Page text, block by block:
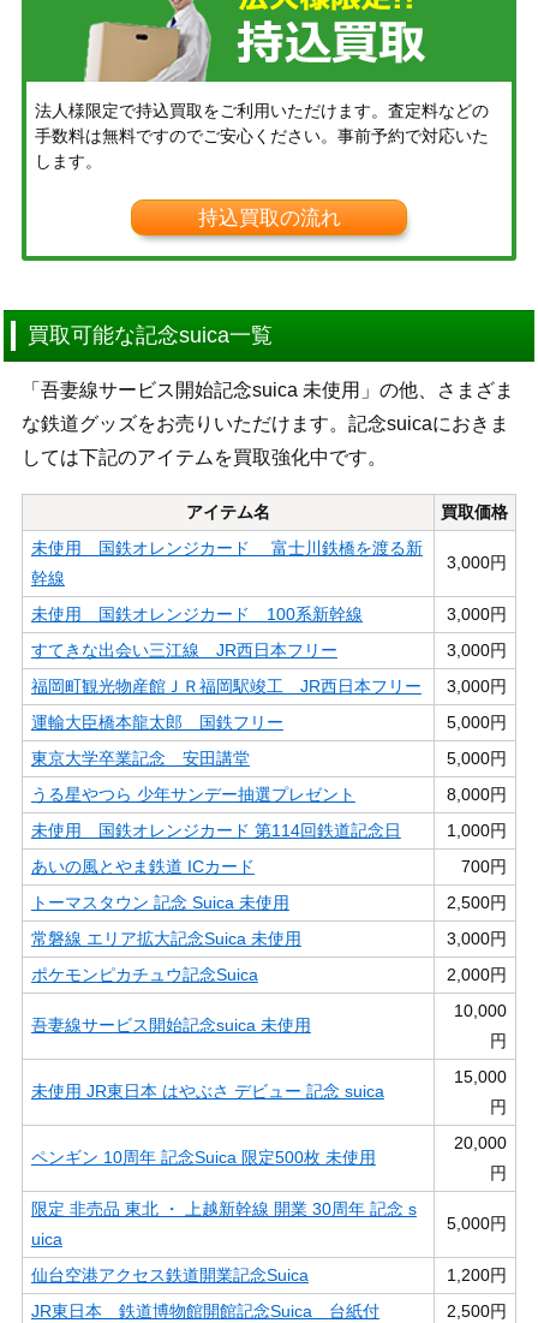
法人様限定で持込買取をご利用いただけます。査定料などの
手数料は無料ですのでご安心ください。事前予約で対応いた
します。
持込買取の流れ
買取可能な記念suica一覧
「吾妻線サービス開始記念suica 未使用」の他、さまざま
な鉄道グッズをお売りいただけます。記念suicaにおきま
しては下記のアイテムを買取強化中です。
アイテム名
買取価格
未使用 国鉄オレンジカード 富士川鉄橋を渡る新
幹線
3,000円
未使用 国鉄オレンジカード 100系新幹線
3,000円
すてきな出会い三江線 JR西日本フリー
3,000円
福岡町観光物産館ＪＲ福岡駅竣工 JR西日本フリー
3,000円
運輸大臣橋本龍太郎 国鉄フリー
5,000円
東京大学卒業記念 安田講堂
5,000円
うる星やつら 少年サンデー抽選プレゼント
8,000円
未使用 国鉄オレンジカード 第114回鉄道記念日
1,000円
あいの風とやま鉄道 ICカード
700円
トーマスタウン 記念 Suica 未使用
2,500円
常磐線 エリア拡大記念Suica 未使用
3,000円
ポケモンピカチュウ記念Suica
2,000円
吾妻線サービス開始記念suica 未使用
10,000
円
未使用 JR東日本 はやぶさ デビュー 記念 suica
15,000
円
ペンギン 10周年 記念Suica 限定500枚 未使用
20,000
円
限定 非売品 東北 ・ 上越新幹線 開業 30周年 記念 s
uica
5,000円
仙台空港アクセス鉄道開業記念Suica
1,200円
JR東日本 鉄道博物館開館記念Suica 台紙付
2,500円